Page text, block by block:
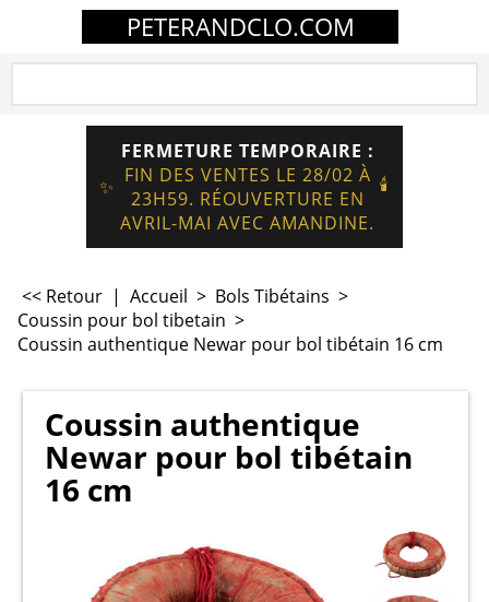
PETERANDCLO.COM
✨
FERMETURE TEMPORAIRE :
FIN DES VENTES LE 28/02 À
23H59. RÉOUVERTURE EN
AVRIL-MAI AVEC AMANDINE.
🕯️
<< Retour | Accueil > Bols Tibétains >
Coussin pour bol tibetain >
Coussin authentique Newar pour bol tibétain 16 cm
Coussin authentique
Newar pour bol tibétain
16 cm